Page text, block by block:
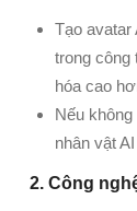
Tạo avatar
trong công
hóa cao
Nếu
nhân vật
2. Công